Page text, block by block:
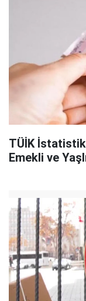
TÜİK
Emekli ve